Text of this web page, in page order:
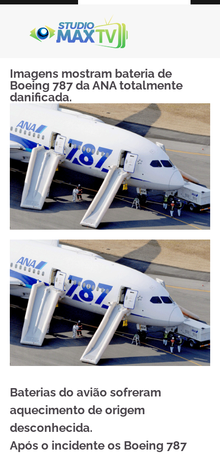
Imagens mostram bateria de
Boeing 787 da ANA totalmente
danificada.
Baterias do avião sofreram
aquecimento de origem
desconhecida.
Após o incidente os Boeing 787